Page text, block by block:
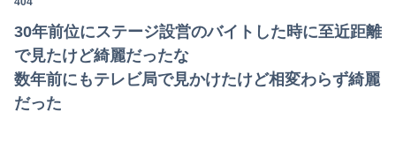
30年前位にステージ設営のバイトした時に至近距離
で見たけど綺麗だったな
数年前にもテレビ局で見かけたけど相変わらず綺麗
だった